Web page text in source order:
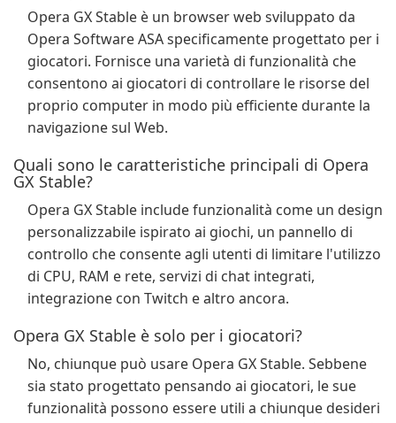
Opera GX Stable è un browser web sviluppato da
Opera Software ASA specificamente progettato per i
giocatori. Fornisce una varietà di funzionalità che
consentono ai giocatori di controllare le risorse del
proprio computer in modo più efficiente durante la
navigazione sul Web.
Quali sono le caratteristiche principali di Opera
GX Stable?
Opera GX Stable include funzionalità come un design
personalizzabile ispirato ai giochi, un pannello di
controllo che consente agli utenti di limitare l'utilizzo
di CPU, RAM e rete, servizi di chat integrati,
integrazione con Twitch e altro ancora.
Opera GX Stable è solo per i giocatori?
No, chiunque può usare Opera GX Stable. Sebbene
sia stato progettato pensando ai giocatori, le sue
funzionalità possono essere utili a chiunque desideri